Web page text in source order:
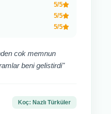
5/5
5/5
5/5
cok memnun
beni gelistirdi"
Koç: Nazlı Türküler